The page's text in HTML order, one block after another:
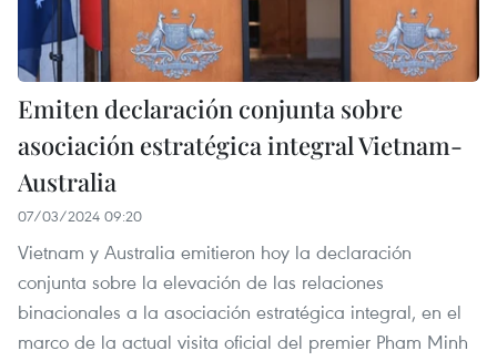
Emiten declaración conjunta sobre
asociación estratégica integral Vietnam-
Australia
07/03/2024 09:20
Vietnam y Australia emitieron hoy la declaración
conjunta sobre la elevación de las relaciones
binacionales a la asociación estratégica integral, en el
marco de la actual visita oficial del premier Pham Minh